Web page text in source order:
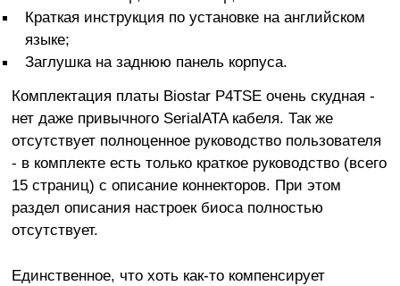
Краткая инструкция по установке на английском
языке;
Заглушка на заднюю панель корпуса.
Комплектация платы Biostar P4TSE очень скудная -
нет даже привычного SerialATA кабеля. Так же
отсутствует полноценное руководство пользователя
- в комплекте есть только краткое руководство (всего
15 страниц) с описание коннекторов. При этом
раздел описания настроек биоса полностью
отсутствует.
Единственное, что хоть как-то компенсирует